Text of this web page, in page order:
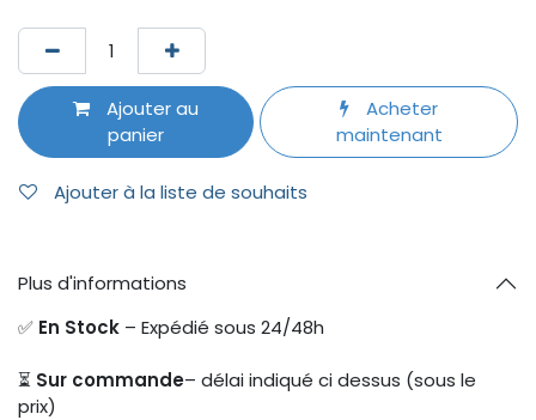
Ajouter au
panier
Acheter
maintenant
Ajouter à la liste de souhaits
Plus d'informations
✅ En Stock – Expédié sous 24/48h
⏳ Sur commande– délai indiqué ci dessus (sous le
prix)